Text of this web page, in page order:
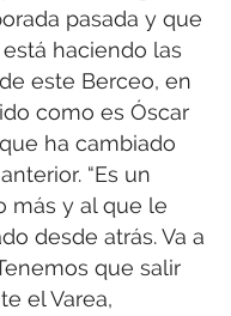
pasada y que
haciendo las
este Berceo, en
como es Óscar
ha cambiado
“Es un
más y al que le
desde atrás. Va a
que salir
el Varea,